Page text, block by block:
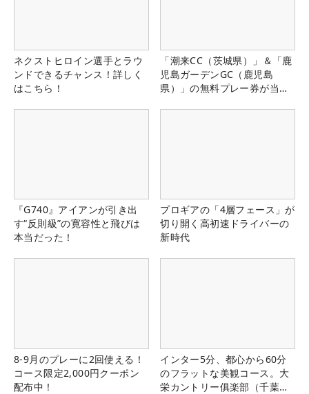
ネクストヒロイン選手とラウ
ンドできるチャンス！詳しく
はこちら！
「潮来CC（茨城県）」＆「鹿
児島ガーデンGC（鹿児島
県）」の無料プレー券が当た
『G740』アイアンが引き出
す“反則級”の寛容性と飛びは
本当だった！
プロギアの「4層フェース」が
切り開く高初速ドライバーの
新時代
8-9月のプレーに2回使える！
コース限定2,000円クーポン
配布中！
インター5分、都心から60分
のフラットな美観コース。大
栄カントリー俱楽部（千葉